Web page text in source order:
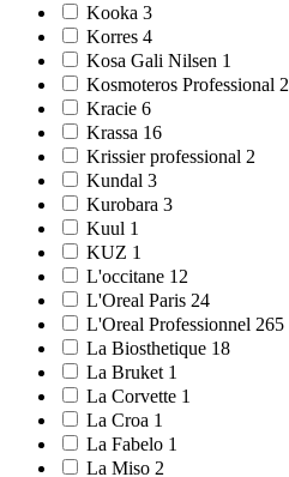
Kooka 3
Korres 4
Kosa Gali Nilsen 1
Kosmoteros Professional 2
Kracie 6
Krassa 16
Krissier professional 2
Kundal 3
Kurobara 3
Kuul 1
KUZ 1
L'occitane 12
L'Oreal Paris 24
L'Oreal Professionnel 265
La Biosthetique 18
La Bruket 1
La Corvette 1
La Croa 1
La Fabelo 1
La Miso 2